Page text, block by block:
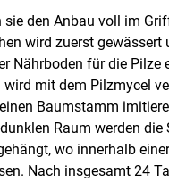
sie den Anbau voll im
wird zuerst gewässert
Nährboden für die Pilze
wird mit dem Pilzmycel
Baumstamm
Raum werden die
wo innerhalb
Nach insgesamt 24